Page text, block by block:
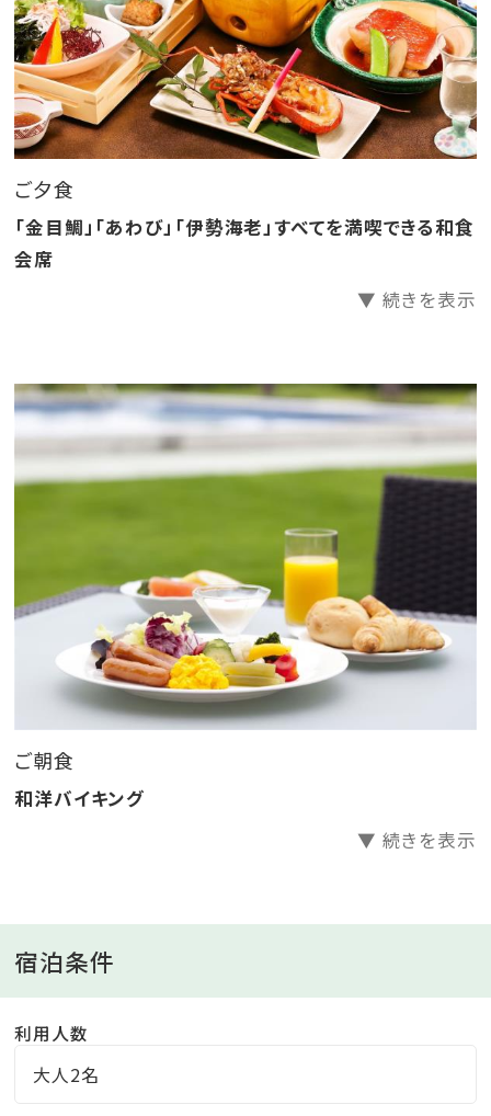
・洋皿 サラダ
・蒸物 茶碗蒸し
・吸物
・デザート
◇ご朝食は和洋のバイキングスタイルです。
＊朝食営業時間7時30分～9時30分
※時期により料理内容、容器等を変更する場合がござ
ん。お子様向けのお料理となります。
※写真はイメージです。
※会場の営業時間は都合により変更する場合がござい
ます。
※食物アレルギーをお持ちのお客様はご予約の際お申
し出ください。重度の食物アレルギーのご要望にはお応
えできない場合がございます。
■2歳以下のお子様は無料（食事・寝具なし）、3～4歳の
お子様は施設使用料2，750円・朝食バイキング代550
円、あわせて3，300円（夕食・寝具なし）頂戴します。
ご夕食
「金目鯛」「あわび」「伊勢海老」すべてを満喫できる和食
会席
▼ 続きを表示
ご朝食
和洋バイキング
▼ 続きを表示
宿泊条件
利用人数
大人2名